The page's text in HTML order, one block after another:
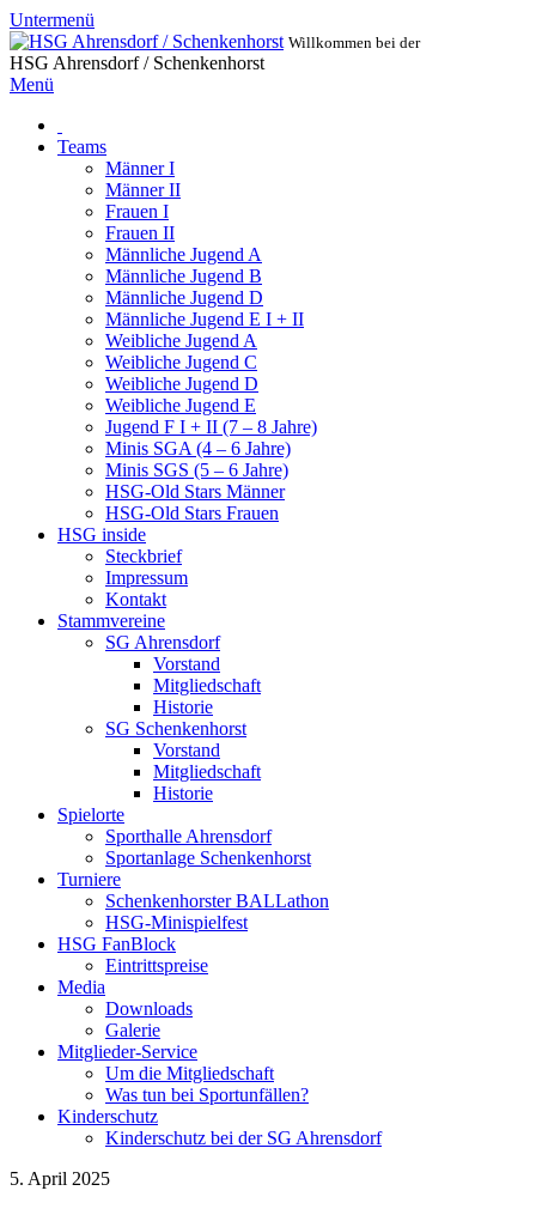
Untermenü
Willkommen bei der
HSG Ahrensdorf / Schenkenhorst
Menü
Teams
Männer I
Männer II
Frauen I
Frauen II
Männliche Jugend A
Männliche Jugend B
Männliche Jugend D
Männliche Jugend E I + II
Weibliche Jugend A
Weibliche Jugend C
Weibliche Jugend D
Weibliche Jugend E
Jugend F I + II (7 – 8 Jahre)
Minis SGA (4 – 6 Jahre)
Minis SGS (5 – 6 Jahre)
HSG-Old Stars Männer
HSG-Old Stars Frauen
HSG inside
Steckbrief
Impressum
Kontakt
Stammvereine
SG Ahrensdorf
Vorstand
Mitgliedschaft
Historie
SG Schenkenhorst
Vorstand
Mitgliedschaft
Historie
Spielorte
Sporthalle Ahrensdorf
Sportanlage Schenkenhorst
Turniere
Schenkenhorster BALLathon
HSG-Minispielfest
HSG FanBlock
Eintrittspreise
Media
Downloads
Galerie
Mitglieder-Service
Um die Mitgliedschaft
Was tun bei Sportunfällen?
Kinderschutz
Kinderschutz bei der SG Ahrensdorf
5. April 2025